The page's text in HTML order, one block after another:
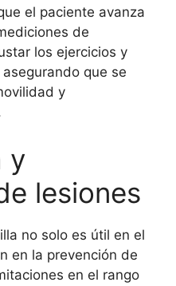
el paciente avanza
de
los ejercicios y
que se
y
y
lesiones
no solo es útil en el
en la prevención de
en el rango